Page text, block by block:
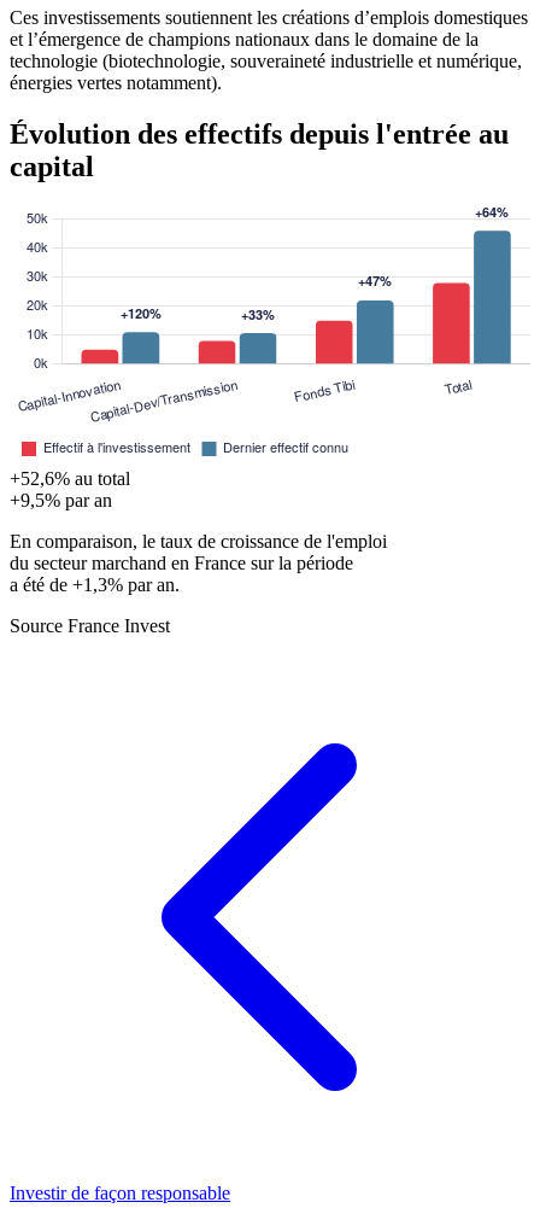
Ces investissements soutiennent les créations d’emplois domestiques
et l’émergence de champions nationaux dans le domaine de la
technologie (biotechnologie, souveraineté industrielle et numérique,
énergies vertes notamment).
Évolution des effectifs depuis l'entrée au
capital
+52,6% au total
+9,5% par an
En comparaison, le taux de croissance de l'emploi
du secteur marchand en France sur la période
a été de +1,3% par an.
Source France Invest
Investir de façon responsable